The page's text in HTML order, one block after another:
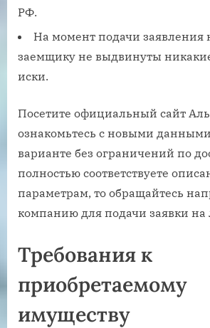
РФ.
На момент подачи заявления
заемщику не выдвинуты
иски.
Посетите официальный сайт
ознакомьтесь с новыми
варианте без ограничений по
полностью соответствуете
параметрам, то обращайтесь
компанию для подачи заявки на
Требования к
приобретаемому
имуществу